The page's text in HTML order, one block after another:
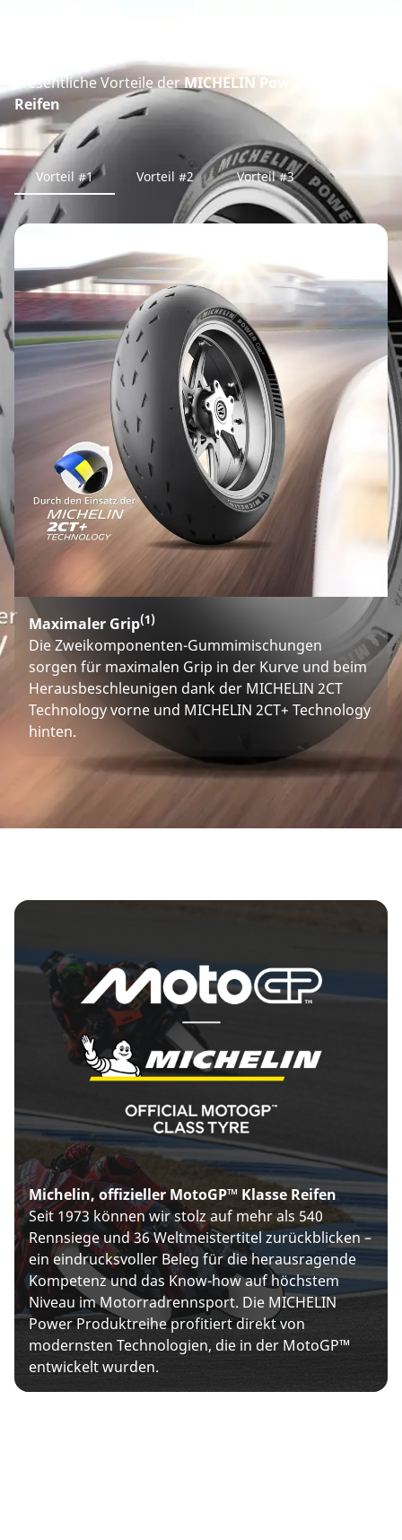
Wesentliche Vorteile derMICHELIN Power Cup 2
Reifen
Vorteil #1 Vorteil #2 Vorteil #3
Maximaler Grip(1)
Die Zweikomponenten-Gummimischungen
sorgen für maximalen Grip in der Kurve und beim
Herausbeschleunigen dank der MICHELIN 2CT
Technology vorne und MICHELIN 2CT+ Technology
hinten.
Michelin, offizieller MotoGP™ Klasse Reifen
Seit 1973 können wir stolz auf mehr als 540
Rennsiege und 36 Weltmeistertitel zurückblicken –
ein eindrucksvoller Beleg für die herausragende
Kompetenz und das Know-how auf höchstem
Niveau im Motorradrennsport. Die MICHELIN
Power Produktreihe profitiert direkt von
modernsten Technologien, die in der MotoGP™
entwickelt wurden.